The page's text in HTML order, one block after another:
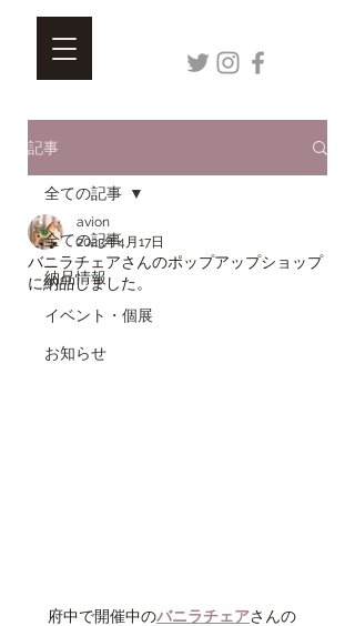
記事
全ての記事
納品情報
イベント・個展
お知らせ
全ての記事
バニラチェアさんのポップアップショップ
に納品しました。
avion
2023年4月17日
府中で開催中のバニラチェアさんの